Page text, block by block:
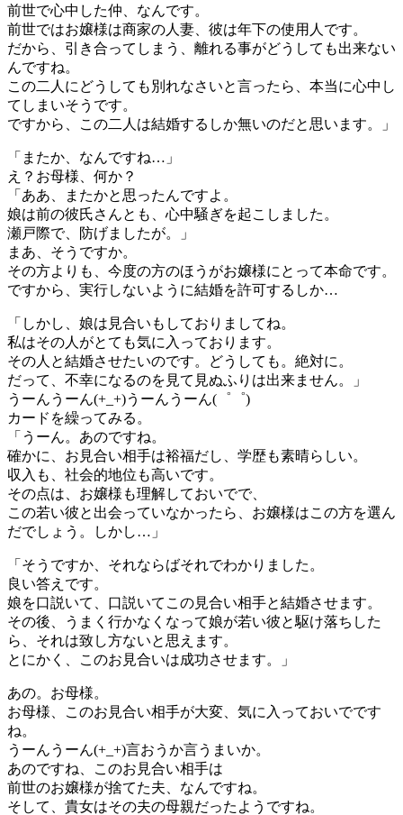
前世で心中した仲、なんです。
前世ではお嬢様は商家の人妻、彼は年下の使用人です。
だから、引き合ってしまう、離れる事がどうしても出来ない
んですね。
この二人にどうしても別れなさいと言ったら、本当に心中し
てしまいそうです。
ですから、この二人は結婚するしか無いのだと思います。」
「またか、なんですね…」
え？お母様、何か？
「ああ、またかと思ったんですよ。
娘は前の彼氏さんとも、心中騒ぎを起こしました。
瀬戸際で、防げましたが。」
まあ、そうですか。
その方よりも、今度の方のほうがお嬢様にとって本命です。
ですから、実行しないように結婚を許可するしか…
「しかし、娘は見合いもしておりましてね。
私はその人がとても気に入っております。
その人と結婚させたいのです。どうしても。絶対に。
だって、不幸になるのを見て見ぬふりは出来ません。」
うーんうーん(+_+)うーんうーん(゜゜)
カードを繰ってみる。
「うーん。あのですね。
確かに、お見合い相手は裕福だし、学歴も素晴らしい。
収入も、社会的地位も高いです。
その点は、お嬢様も理解しておいでで、
この若い彼と出会っていなかったら、お嬢様はこの方を選ん
だでしょう。しかし…」
「そうですか、それならばそれでわかりました。
良い答えです。
娘を口説いて、口説いてこの見合い相手と結婚させます。
その後、うまく行かなくなって娘が若い彼と駆け落ちした
ら、それは致し方ないと思えます。
とにかく、このお見合いは成功させます。」
あの。お母様。
お母様、このお見合い相手が大変、気に入っておいでです
ね。
うーんうーん(+_+)言おうか言うまいか。
あのですね、このお見合い相手は
前世のお嬢様が捨てた夫、なんですね。
そして、貴女はその夫の母親だったようですね。